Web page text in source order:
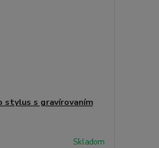
stylus s gravírovaním
Skladom